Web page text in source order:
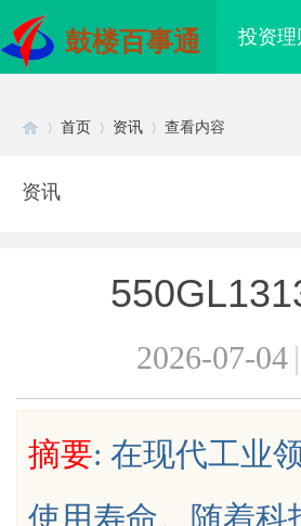
鼓楼百事通 投资理
首页 资讯 查看内容
资讯
2026-07-04 |
摘要: 在现代工业
使用寿命。随着科